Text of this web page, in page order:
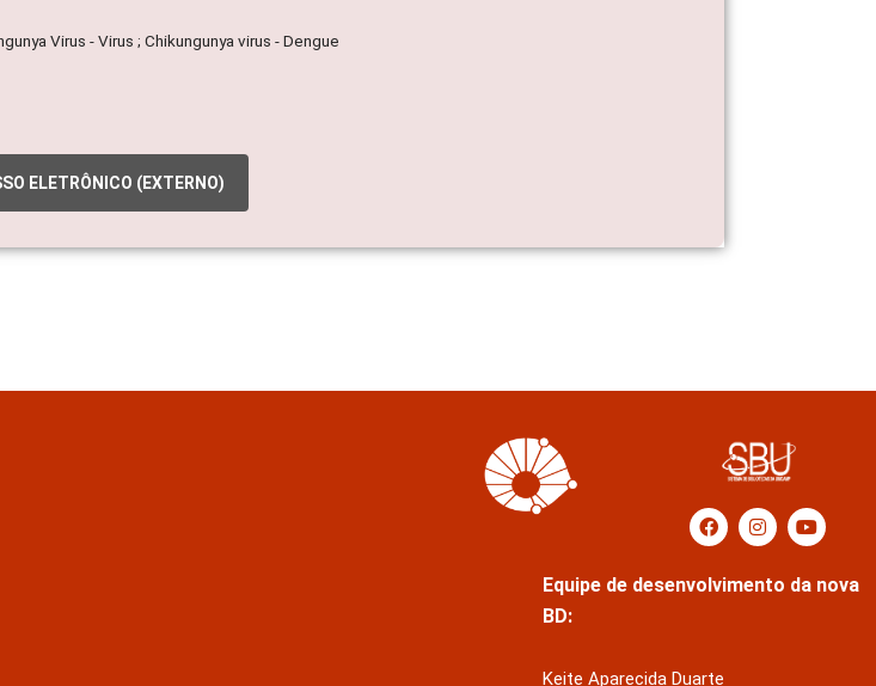
Virus - Virus ; Chikungunya virus - Dengue
ELETRÔNICO (EXTERNO)
Equipe de desenvolvimento da nova
BD:
Keite Aparecida Duarte